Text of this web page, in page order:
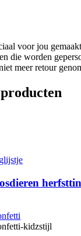
voor jou
die worden
meer retour